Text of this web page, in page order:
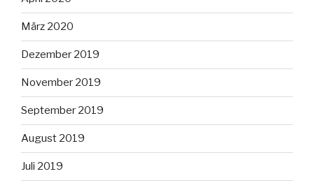
März 2020
Dezember 2019
November 2019
September 2019
August 2019
Juli 2019